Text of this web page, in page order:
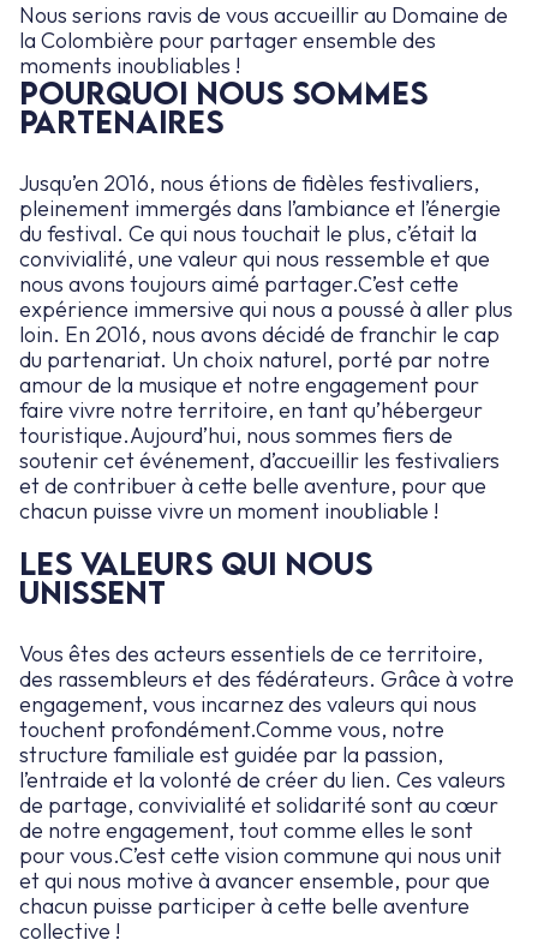
Nous serions ravis de vous accueillir au Domaine de
la Colombière pour partager ensemble des
moments inoubliables !
Pourquoi nous sommes
partenaires
Jusqu’en 2016, nous étions de fidèles festivaliers,
pleinement immergés dans l’ambiance et l’énergie
du festival. Ce qui nous touchait le plus, c’était la
convivialité, une valeur qui nous ressemble et que
nous avons toujours aimé partager.C’est cette
expérience immersive qui nous a poussé à aller plus
loin. En 2016, nous avons décidé de franchir le cap
du partenariat. Un choix naturel, porté par notre
amour de la musique et notre engagement pour
faire vivre notre territoire, en tant qu’hébergeur
touristique.Aujourd’hui, nous sommes fiers de
soutenir cet événement, d’accueillir les festivaliers
et de contribuer à cette belle aventure, pour que
chacun puisse vivre un moment inoubliable !
Les valeurs qui nous
unissent
Vous êtes des acteurs essentiels de ce territoire,
des rassembleurs et des fédérateurs. Grâce à votre
engagement, vous incarnez des valeurs qui nous
touchent profondément.Comme vous, notre
structure familiale est guidée par la passion,
l’entraide et la volonté de créer du lien. Ces valeurs
de partage, convivialité et solidarité sont au cœur
de notre engagement, tout comme elles le sont
pour vous.C’est cette vision commune qui nous unit
et qui nous motive à avancer ensemble, pour que
chacun puisse participer à cette belle aventure
collective !